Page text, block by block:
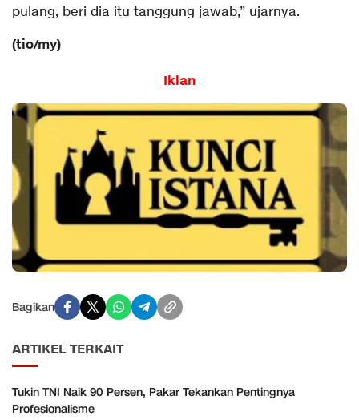
pulang, beri dia itu tanggung jawab,” ujarnya.
(tio/my)
Iklan
Bagikan
ARTIKEL TERKAIT
Tukin TNI Naik 90 Persen, Pakar Tekankan Pentingnya
Profesionalisme